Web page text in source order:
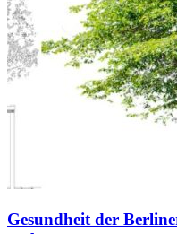
Gesundheit der